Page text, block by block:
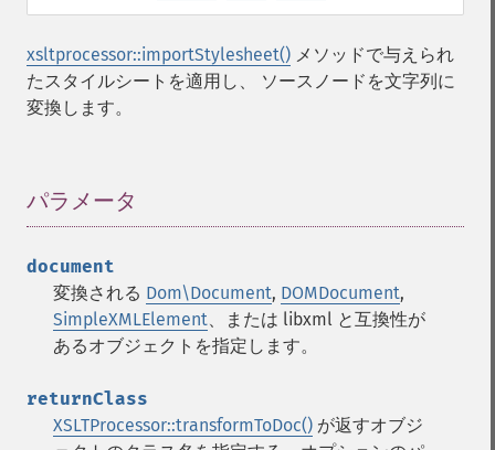
xsltprocessor::importStylesheet() メソッドで与えられ
たスタイルシートを適用し、 ソースノードを文字列に
変換します。
パラメータ
document
変換される Dom\Document, DOMDocument,
SimpleXMLElement、または libxml と互換性が
あるオブジェクトを指定します。
returnClass
XSLTProcessor::transformToDoc() が返すオブジ